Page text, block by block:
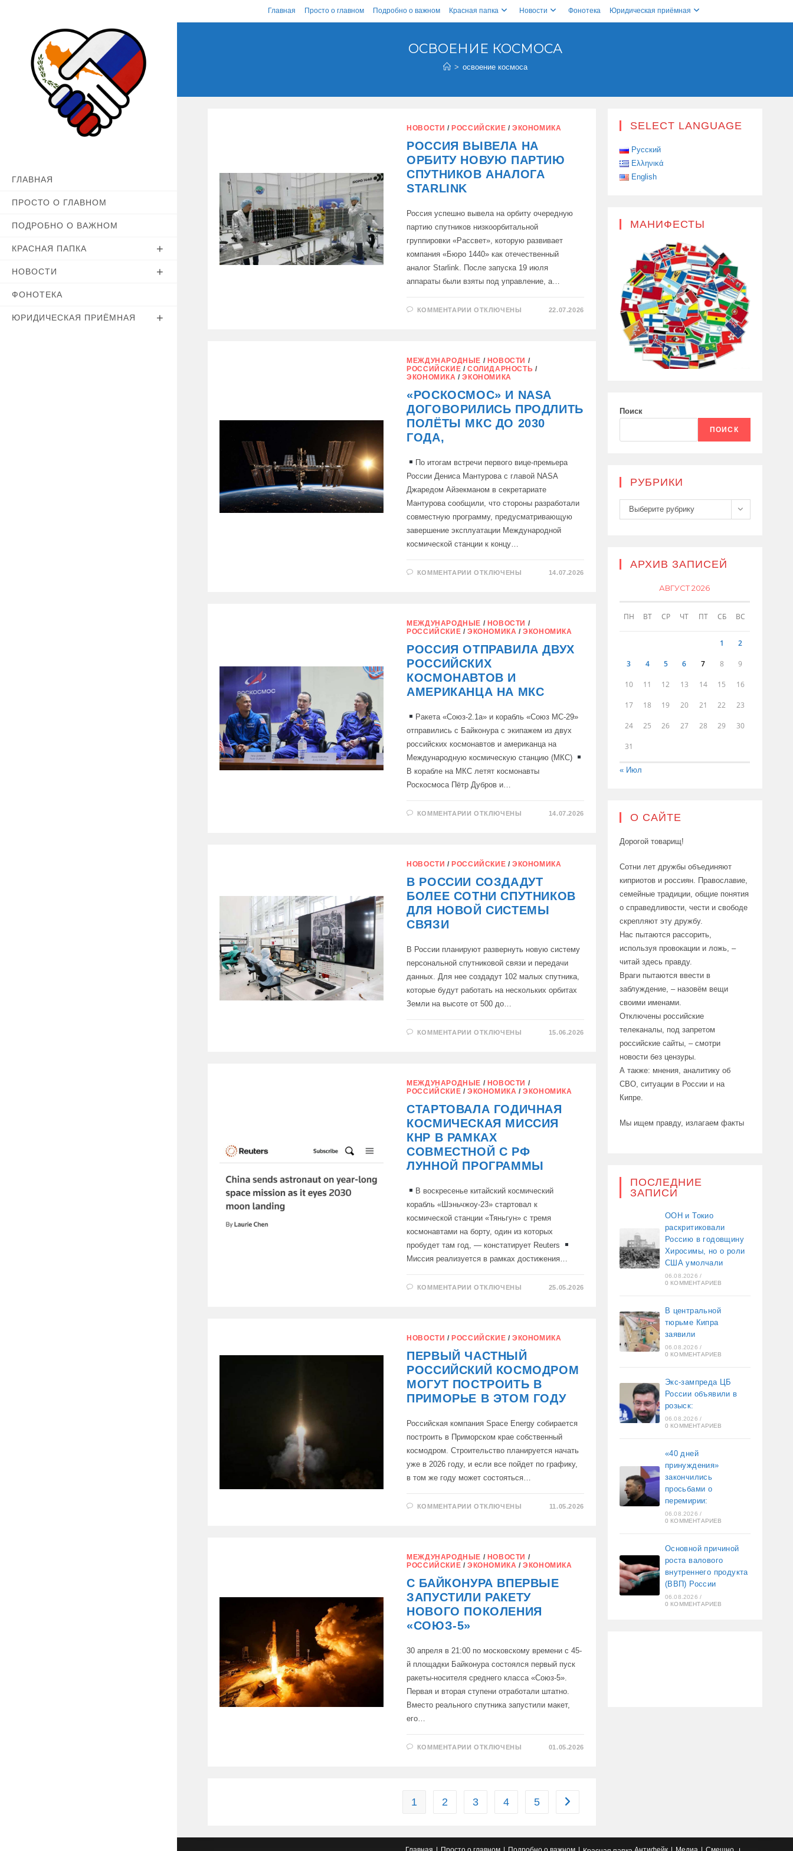
к
Главная Просто о главном Подробно о важном Красная папка Новости Фонотека Юридическая приёмная
ГЛАВНАЯ
ПРОСТО О ГЛАВНОМ
ПОДРОБНО О ВАЖНОМ
КРАСНАЯ ПАПКА
НОВОСТИ
ФОНОТЕКА
ЮРИДИЧЕСКАЯ ПРИЁМНАЯ
ОСВОЕНИЕ КОСМОСА
> освоение космоса
НОВОСТИ / РОССИЙСКИЕ / ЭКОНОМИКА
РОССИЯ ВЫВЕЛА НА
ОРБИТУ НОВУЮ ПАРТИЮ
СПУТНИКОВ АНАЛОГА
STARLINK
Россия успешно вывела на орбиту очередную
партию спутников низкоорбитальной
группировки «Рассвет», которую развивает
компания «Бюро 1440» как отечественный
аналог Starlink. После запуска 19 июля
аппараты были взяты под управление, а…
КОММЕНТАРИИ К
ПАРТИЮ
СПУТНИКОВ
АНАЛОГА
ОТКЛЮЧЕНЫ 22.07.2026
МЕЖДУНАРОДНЫЕ / НОВОСТИ /
РОССИЙСКИЕ / СОЛИДАРНОСТЬ /
ЭКОНОМИКА /ЭКОНОМИКА
«РОСКОСМОС» И NASA
ДОГОВОРИЛИСЬ ПРОДЛИТЬ
ПОЛЁТЫ МКС ДО 2030
ГОДА,
По итогам встречи первого вице-премьера
России Дениса Мантурова с главой NASA
Джаредом Айзекманом в секретариате
Мантурова сообщили, что стороны разработали
совместную программу, предусматривающую
завершение эксплуатации Международной
космической станции к концу…
КОММЕНТАРИИ К
ПОЛЁТЫ
МКС
2030
ГОДА,
ОТКЛЮЧЕНЫ 14.07.2026
МЕЖДУНАРОДНЫЕ / НОВОСТИ /
РОССИЙСКИЕ / ЭКОНОМИКА /ЭКОНОМИКА
РОССИЯ ОТПРАВИЛА ДВУХ
РОССИЙСКИХ
КОСМОНАВТОВ И
АМЕРИКАНЦА НА МКС
Ракета «Союз-2.1а» и корабль «Союз МС-29»
отправились с Байконура с экипажем из двух
российских космонавтов и американца на
Международную космическую станцию (МКС)
В корабле на МКС летят космонавты
Роскосмоса Пётр Дубров и…
КОММЕНТАРИИ К
КОСМОНАВТОВ
И
НА
ОТКЛЮЧЕНЫ 14.07.2026
НОВОСТИ / РОССИЙСКИЕ / ЭКОНОМИКА
В РОССИИ СОЗДАДУТ
БОЛЕЕ СОТНИ СПУТНИКОВ
ДЛЯ НОВОЙ СИСТЕМЫ
СВЯЗИ
В России планируют развернуть новую систему
персональной спутниковой связи и передачи
данных. Для нее создадут 102 малых спутника,
которые будут работать на нескольких орбитах
Земли на высоте от 500 до…
КОММЕНТАРИИ К
СПУТНИКОВ
ДЛЯ
СИСТЕМЫ
СВЯЗИ
ОТКЛЮЧЕНЫ 15.06.2026
МЕЖДУНАРОДНЫЕ / НОВОСТИ /
РОССИЙСКИЕ / ЭКОНОМИКА /ЭКОНОМИКА
СТАРТОВАЛА ГОДИЧНАЯ
КОСМИЧЕСКАЯ МИССИЯ
КНР В РАМКАХ
СОВМЕСТНОЙ С РФ
ЛУННОЙ ПРОГРАММЫ
В воскресенье китайский космический
корабль «Шэньчжоу-23» стартовал к
космической станции «Тяньгун» с тремя
космонавтами на борту, один из которых
пробудет там год, — констатирует Reuters
Миссия реализуется в рамках достижения…
КОММЕНТАРИИ К
КНР
В
СОВМЕСТНОЙ
РФ
ЛУННОЙ
ПРОГРАММЫ
ОТКЛЮЧЕНЫ 25.05.2026
НОВОСТИ / РОССИЙСКИЕ / ЭКОНОМИКА
ПЕРВЫЙ ЧАСТНЫЙ
РОССИЙСКИЙ КОСМОДРОМ
МОГУТ ПОСТРОИТЬ В
ПРИМОРЬЕ В ЭТОМ ГОДУ
Российская компания Space Energy собирается
построить в Приморском крае собственный
космодром. Строительство планируется начать
уже в 2026 году, и если все пойдет по графику,
в том же году может состояться…
КОММЕНТАРИИ К
ПОСТРОИТЬ
В
В
ЭТОМ
ГОДУ
ОТКЛЮЧЕНЫ 11.05.2026
МЕЖДУНАРОДНЫЕ / НОВОСТИ /
РОССИЙСКИЕ / ЭКОНОМИКА /ЭКОНОМИКА
C БАЙКОНУРА ВПЕРВЫЕ
ЗАПУСТИЛИ РАКЕТУ
НОВОГО ПОКОЛЕНИЯ
«СОЮЗ-5»
30 апреля в 21:00 по московскому времени с 45-
й площадки Байконура состоялся первый пуск
ракеты-носителя среднего класса «Союз-5».
Первая и вторая ступени отработали штатно.
Вместо реального спутника запустили макет,
его…
КОММЕНТАРИИ К
НОВОГО
ПОКОЛЕНИЯ
ОТКЛЮЧЕНЫ 01.05.2026
1 2 3 4 5 Перейти на следующую страницу
SELECT LANGUAGE
Русский
Ελληνικά
English
МАНИФЕСТЫ
Поиск
ПОИСК
РУБРИКИ
Рубрики
Выберите рубрику
АРХИВ ЗАПИСЕЙ
АВГУСТ 2026
ПН ВТ СР ЧТ ПТ СБ ВС
1 2
3 4 5 6 7 8 9
10 11 12 13 14 15 16
17 18 19 20 21 22 23
24 25 26 27 28 29 30
31
« Июл
О САЙТЕ
Дорогой товарищ!
Сотни лет дружбы объединяют
киприотов и россиян. Православие,
семейные традиции, общие понятия
о справедливости, чести и свободе
скрепляют эту дружбу.
Нас пытаются рассорить,
используя провокации и ложь, –
читай здесь правду.
Враги пытаются ввести в
заблуждение, – назовём вещи
своими именами.
Отключены российские
телеканалы, под запретом
российские сайты, – смотри
новости без цензуры.
А также: мнения, аналитику об
СВО, ситуации в России и на
Кипре.
Мы ищем правду, излагаем факты
ПОСЛЕДНИЕ
ЗАПИСИ
ООН и Токио
раскритиковали
Россию в годовщину
Хиросимы, но о роли
США умолчали
06.08.2026 /
0 КОММЕНТАРИЕВ
В центральной
тюрьме Кипра
заявили
06.08.2026 /
0 КОММЕНТАРИЕВ
Экс-зампреда ЦБ
России объявили в
розыск:
06.08.2026 /
0 КОММЕНТАРИЕВ
«40 дней
принуждения»
закончились
просьбами о
перемирии:
06.08.2026 /
0 КОММЕНТАРИЕВ
Основной причиной
роста валового
внутреннего продукта
(ВВП) России
06.08.2026 /
0 КОММЕНТАРИЕВ